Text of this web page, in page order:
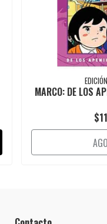
MARCO: DE LOS